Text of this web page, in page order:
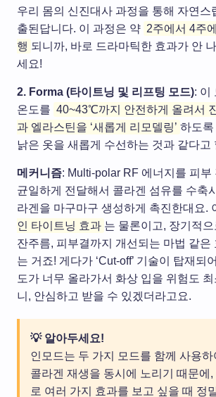
우리 몸의 신진대사 과정을 통해 자연스
출된답니다. 이 과정은 약 2주에서 4주
행 되니까, 바로 드라마틱한 효과가 안
세요!
2. Forma (타이트닝 및 리프팅 모드): 이
온도를 40~43℃까지 안전하게 올려서
과 엘라스틴을 ‘새롭게 리모델링’ 하도록
낡은 옷을 새롭게 수선하는 것과 같다고
메커니즘: Multi-polar RF 에너지를 피부
균일하게 전달해서 콜라겐 섬유를 수축
라겐을 마구마구 생성하게 촉진한대요.
인 타이트닝 효과 는 물론이고, 장기적
잔주름, 피부결까지 개선되는 마법 같은
는 거죠! 게다가 ‘Cut-off’ 기술이 탑재되
도가 너무 올라가서 화상 입을 위험도
니, 안심하고 받을 수 있겠더라고요.
💡 알아두세요!
인모드는 두 가지 모드를 함께 사용
콜라겐 재생을 동시에 노리기 때문에,
로 여러 가지 효과를 보고 싶을 때 정